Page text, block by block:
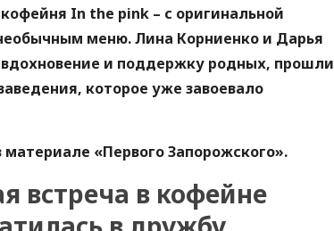
In the pink – с оригинальной
меню. Лина Корниенко и Дарья
и поддержку родных, прошли
которое уже завоевало
«Первого Запорожского».
встреча в кофейне